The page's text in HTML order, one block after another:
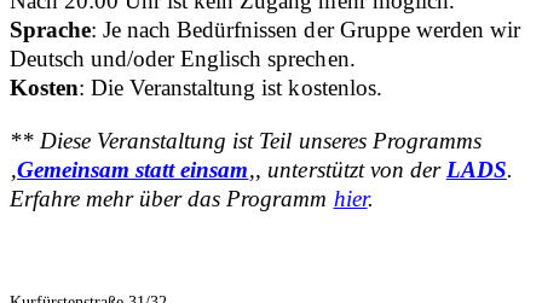
Sprache: Je nach Bedürfnissen der Gruppe werden wir
Deutsch und/oder Englisch sprechen.
Kosten: Die Veranstaltung ist kostenlos.
** Diese Veranstaltung ist Teil unseres Programms
‚Gemeinsam statt einsam‚, unterstützt von der LADS.
Erfahre mehr über das Programm hier.